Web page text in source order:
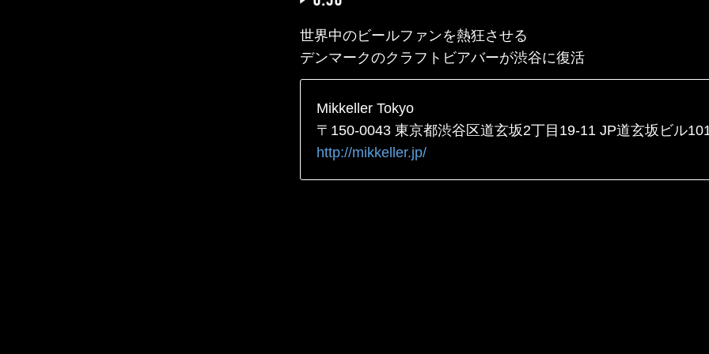
世界中のビールファンを熱狂させる
デンマークのクラフトビアバーが渋谷に復活
Mikkeller Tokyo
〒150-0043 東京都渋谷区道玄坂2丁目19-11 JP道玄坂ビル
http://mikkeller.jp/